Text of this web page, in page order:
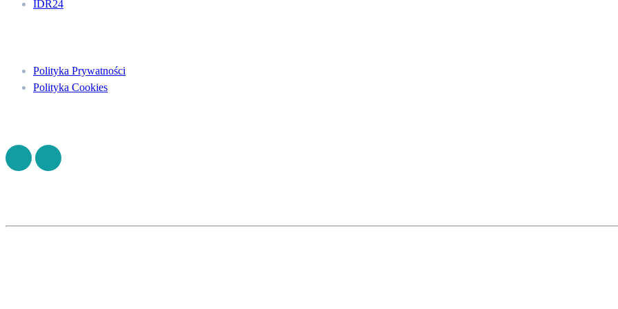
IDR24
Polityka Prywatności
Polityka Cookies